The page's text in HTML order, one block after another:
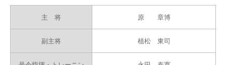
主 将 原 章博
副主将 植松 東司